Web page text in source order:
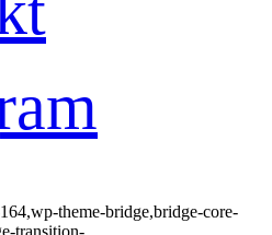
theme-bridge,bridge-core-
transition-